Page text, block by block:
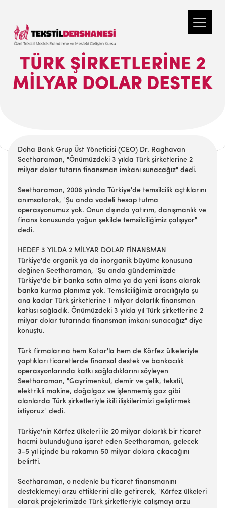
TÜRK ŞIRKETLERINE 2
MILYAR DOLAR DESTEK
Doha Bank Grup Üst Yöneticisi (CEO) Dr. Raghavan
Seetharaman, "Önümüzdeki 3 yılda Türk şirketlerine 2
milyar dolar tutarın finansman imkanı sunacağız" dedi.
Seetharaman, 2006 yılında Türkiye'de temsilcilik açtıklarını
anımsatarak, "Şu anda vadeli hesap tutma
operasyonumuz yok. Onun dışında yatırım, danışmanlık ve
finans konusunda yoğun şekilde temsilciliğimiz çalışıyor"
dedi.
HEDEF 3 YILDA 2 MİLYAR DOLAR FİNANSMAN
Türkiye'de organik ya da inorganik büyüme konusuna
değinen Seetharaman, "Şu anda gündemimizde
Türkiye'de bir banka satın alma ya da yeni lisans alarak
banka kurma planımız yok. Temsilciliğimiz aracılığıyla şu
ana kadar Türk şirketlerine 1 milyar dolarlık finansman
katkısı sağladık. Önümüzdeki 3 yılda yıl Türk şirketlerine 2
milyar dolar tutarında finansman imkanı sunacağız" diye
konuştu.
Türk firmalarına hem Katar'la hem de Körfez ülkeleriyle
yaptıkları ticaretlerde finansal destek ve bankacılık
operasyonlarında katkı sağladıklarını söyleyen
Seetharaman, "Gayrimenkul, demir ve çelik, tekstil,
elektrikli makine, doğalgaz ve işlenmemiş gaz gibi
alanlarda Türk şirketleriyle ikili ilişkilerimizi geliştirmek
istiyoruz" dedi.
Türkiye'nin Körfez ülkeleri ile 20 milyar dolarlık bir ticaret
hacmi bulunduğuna işaret eden Seetharaman, gelecek
3-5 yıl içinde bu rakamın 50 milyar dolara çıkacağını
belirtti.
Seetharaman, o nedenle bu ticaret finansmanını
desteklemeyi arzu ettiklerini dile getirerek, "Körfez ülkeleri
olarak projelerimizde Türk şirketleriyle çalışmayı arzu